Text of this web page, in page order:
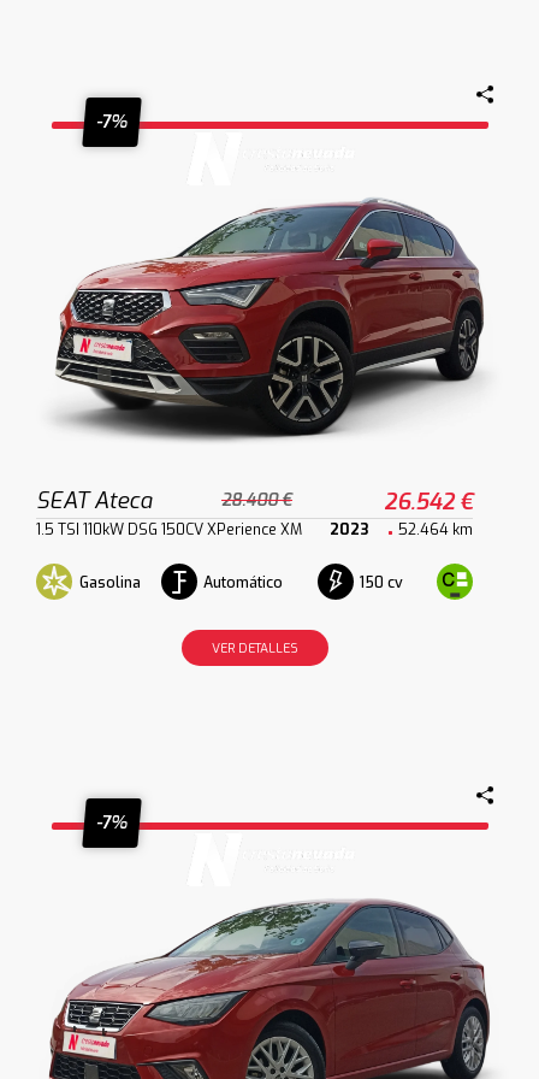
-7%
SEAT Ateca 28.400 € 26.542 €
1.5 TSI 110kW DSG 150CV XPerience XM 2023 52.464 km
Gasolina Automático 150 cv
VER DETALLES
-7%